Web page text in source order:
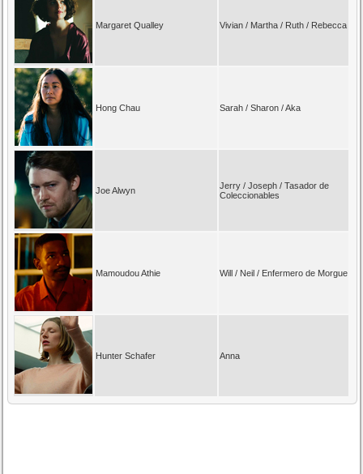
Margaret Qualley Vivian / Martha / Ruth / Rebecca
Hong Chau Sarah / Sharon / Aka
Joe Alwyn
Jerry / Joseph / Tasador de
Coleccionables
Mamoudou Athie Will / Neil / Enfermero de Morgue
Hunter Schafer Anna